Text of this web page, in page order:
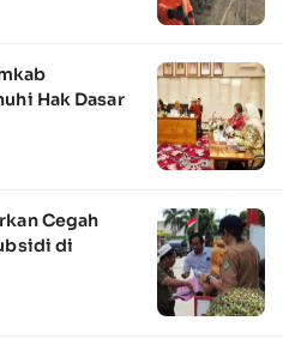
Hak Dasar
Cegah
di